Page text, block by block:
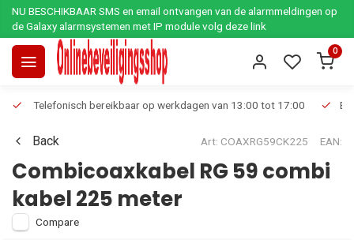
NU BESCHIKBAAR SMS en email ontvangen van de alarmmeldingen op
de Galaxy alarmsystemen met IP module volg deze link
0
Telefonisch bereikbaar op werkdagen van 13:00 tot 17:00
Back Art: COAXRG59CK225 EAN:
Combicoaxkabel RG 59 combi
kabel 225 meter
Compare